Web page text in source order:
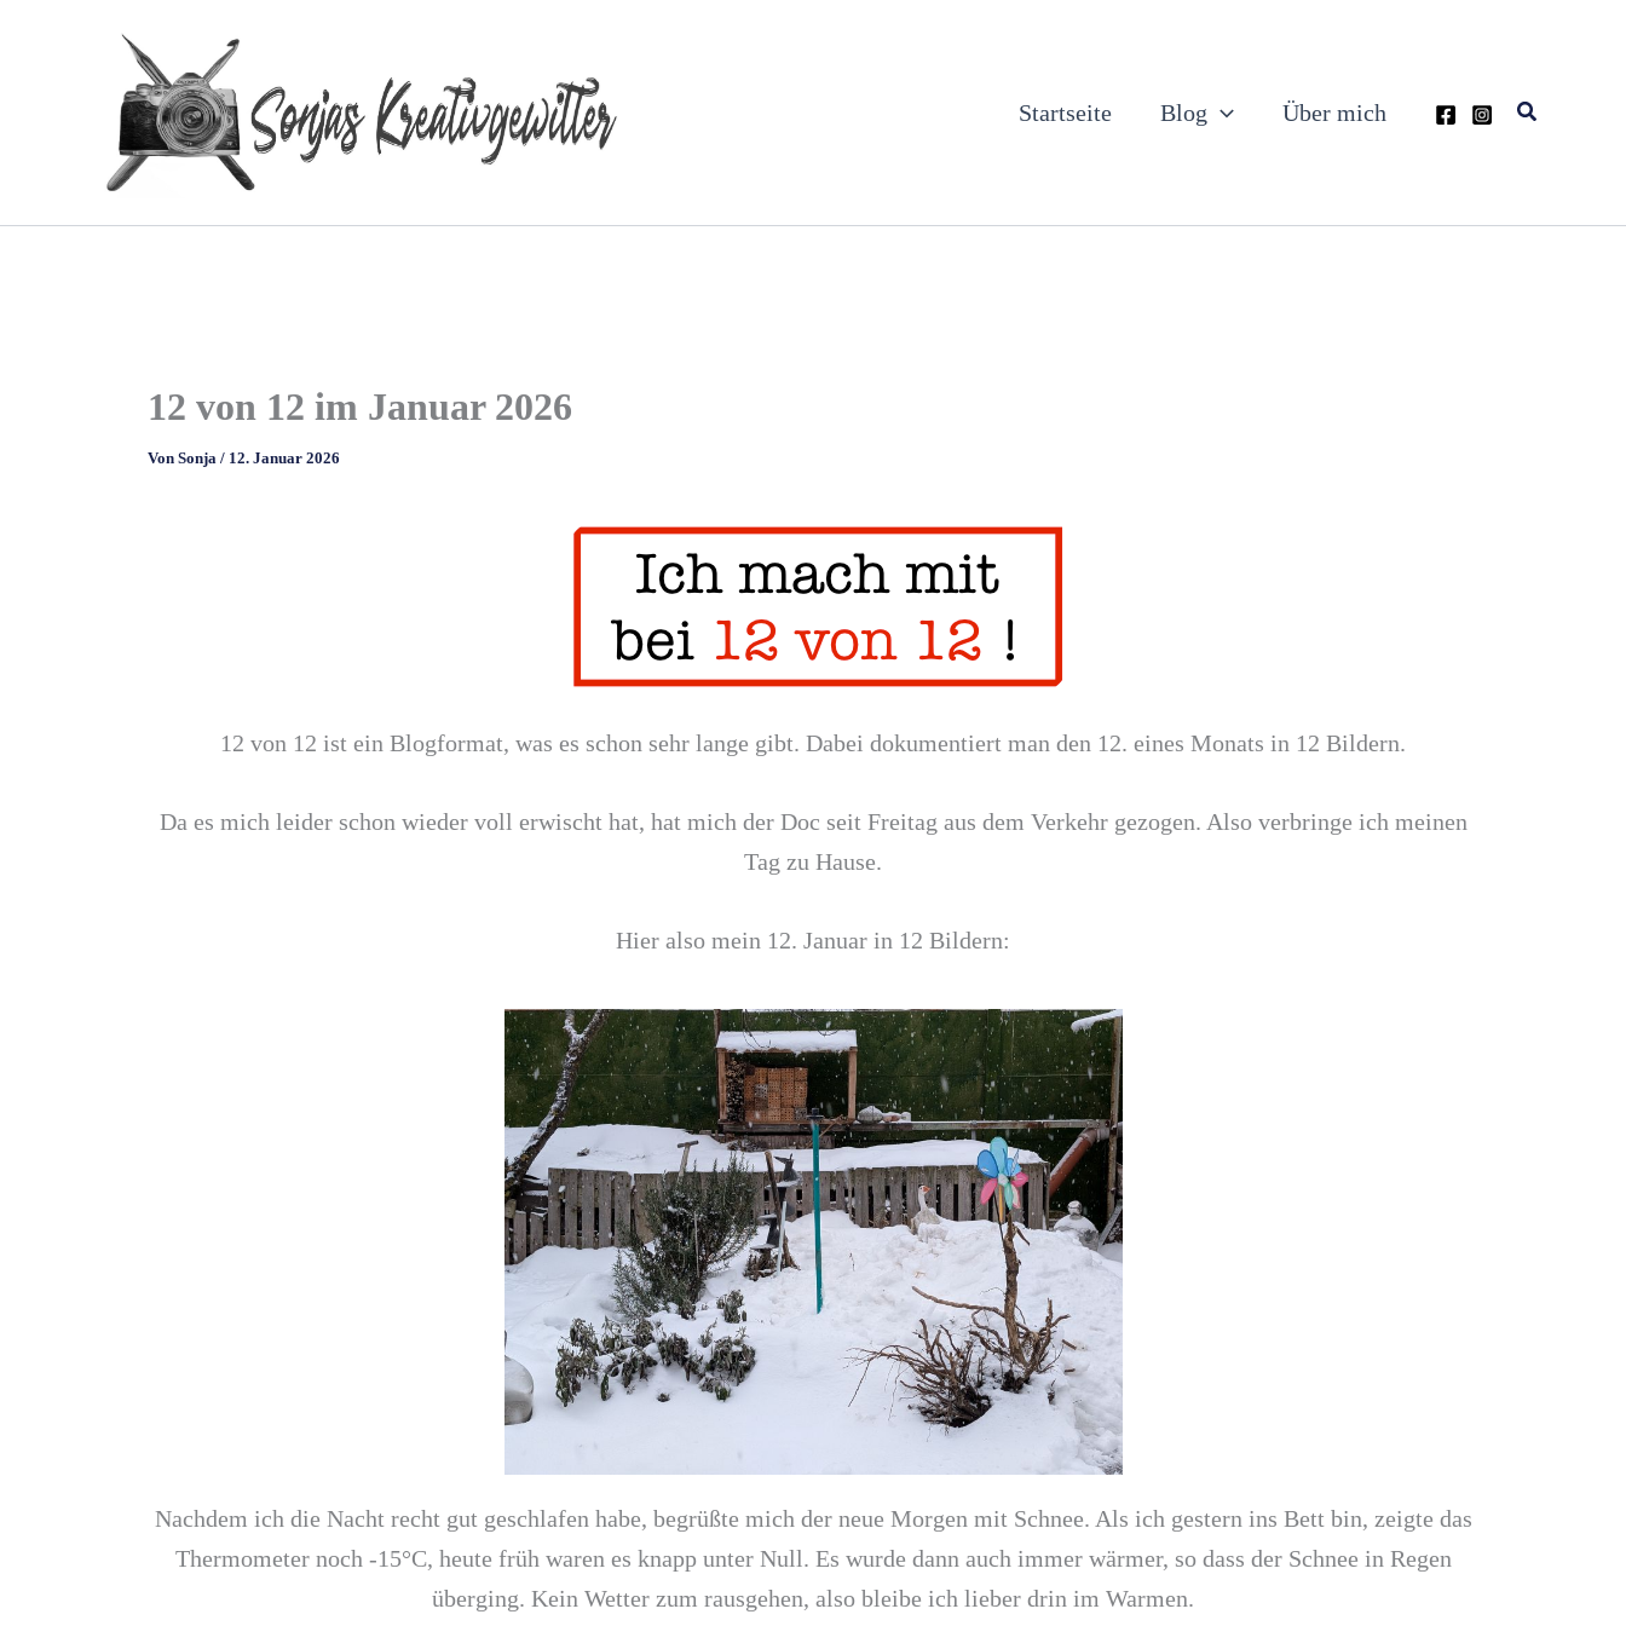
Startseite Blog Über mich Suchen
12 von 12 im Januar 2026
Von Sonja / 12. Januar 2026
12 von 12 ist ein Blogformat, was es schon sehr lange gibt. Dabei dokumentiert man den 12. eines Monats in 12 Bildern.
Da es mich leider schon wieder voll erwischt hat, hat mich der Doc seit Freitag aus dem Verkehr gezogen. Also verbringe ich meinen
Tag zu Hause.
Hier also mein 12. Januar in 12 Bildern:
Nachdem ich die Nacht recht gut geschlafen habe, begrüßte mich der neue Morgen mit Schnee. Als ich gestern ins Bett bin, zeigte das
Thermometer noch -15°C, heute früh waren es knapp unter Null. Es wurde dann auch immer wärmer, so dass der Schnee in Regen
überging. Kein Wetter zum rausgehen, also bleibe ich lieber drin im Warmen.